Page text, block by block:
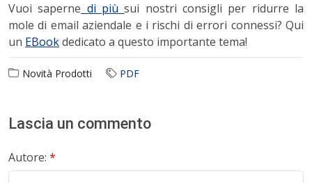
Vuoi saperne di piùsui nostri consigli per ridurre la
mole di email aziendale e i rischi di errori connessi? Qui
un EBookdedicato a questo importante tema!
Novità Prodotti PDF
Lascia un commento
Autore: *